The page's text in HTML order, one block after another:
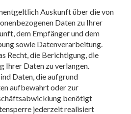
Auskunft über die von
Daten zu Ihrer
dem Empfänger und dem
sowie Datenverarbeitung.
Recht, die Berichtigung, die
Ihrer Daten zu verlangen.
Daten, die aufgrund
aufbewahrt oder zur
benötigt
jederzeit realisiert